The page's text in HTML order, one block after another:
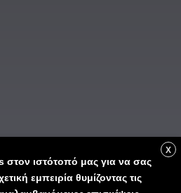
X
ιστότοπό μας για να σας
εμπειρία θυμίζοντας τις